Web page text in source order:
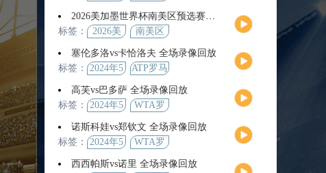
2026美加墨世界杯南美区预选赛第9轮全场集锦
标签：
2026美
界杯
南美区
塞伦多洛vs卡恰洛夫 全场录像回放
标签：
2024年5
ATP罗马
男单第3
轮
高芙vs巴多萨 全场录像回放
标签：
2024年5
WTA罗
赛女单
第4轮
诺斯科娃vs郑钦文 全场录像回放
标签：
2024年5
WTA罗
赛女单
西西帕斯vs诺里 全场录像回放